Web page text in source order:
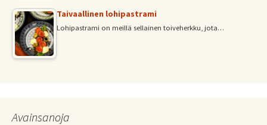
Taivaallinen lohipastrami
Lohipastrami on meillä sellainen toiveherkku, jota…
Avainsanoja